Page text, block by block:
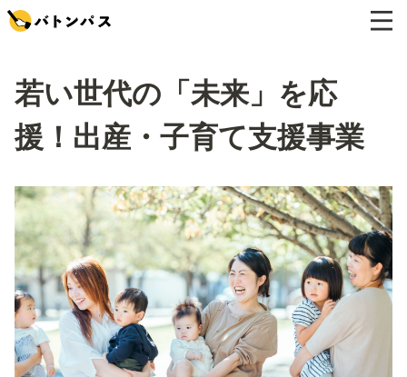
若い世代の「未来」を応
援！出産・子育て支援事業